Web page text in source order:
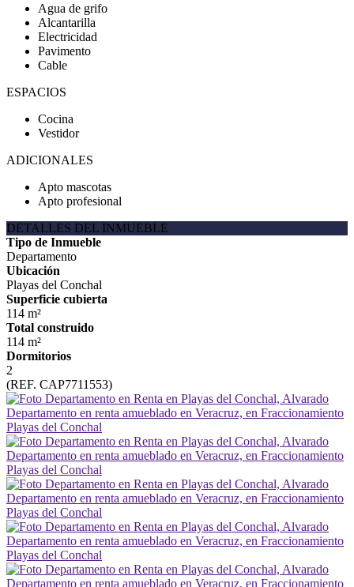
Agua de grifo
Alcantarilla
Electricidad
Pavimento
Cable
ESPACIOS
Cocina
Vestidor
ADICIONALES
Apto mascotas
Apto profesional
DETALLES DEL INMUEBLE
Tipo de Inmueble
Departamento
Ubicación
Playas del Conchal
Superficie cubierta
114 m²
Total construido
114 m²
Dormitorios
2
(REF. CAP7711553)